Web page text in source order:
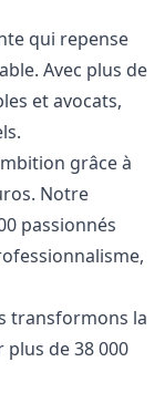
qui repense
Avec plus de
et avocats,
grâce à
Notre
passionnés
transformons la
de 38 000